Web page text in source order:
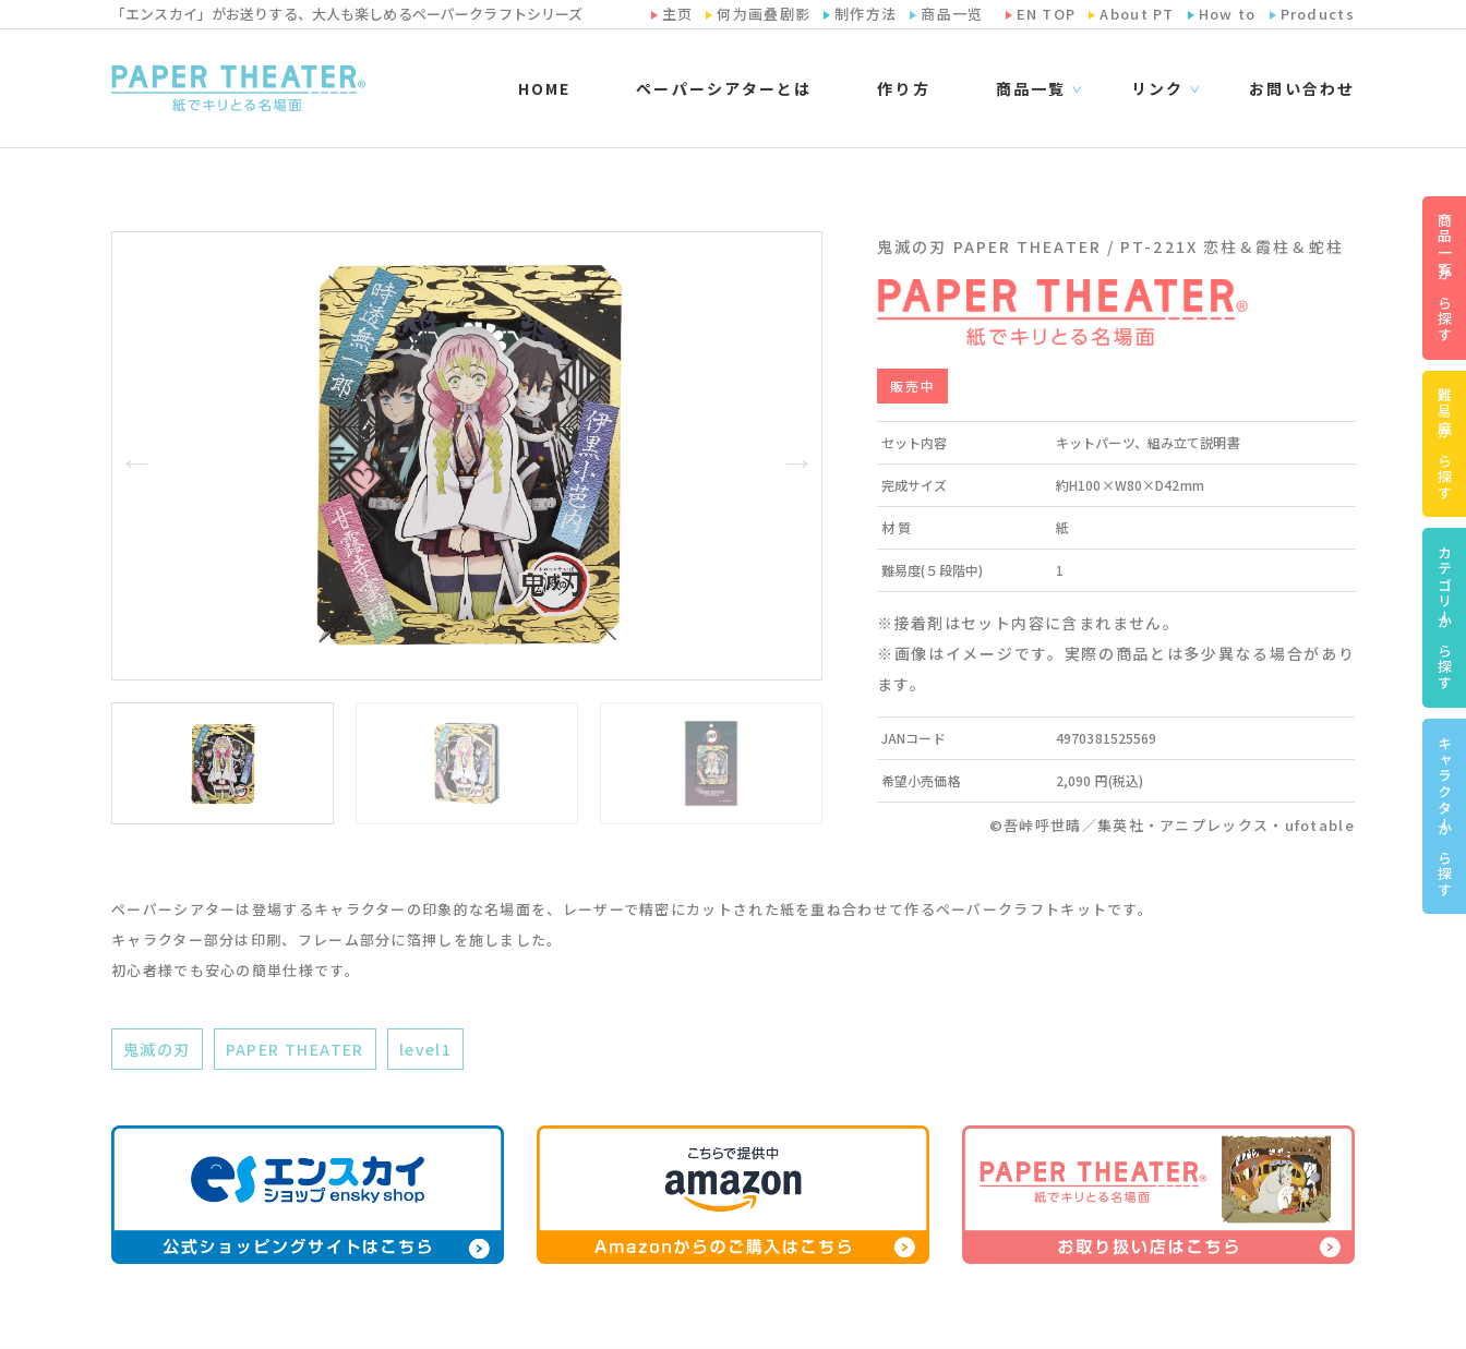
「エンスカイ」がお送りする、大人も楽しめるペーパークラフトシリーズ 主页 何为画叠剧影 制作方法 商品一览 EN TOP About PT How to Products
HOME ペーパーシアターとは 作り方 商品一覧 ∨ リンク ∨ お問い合わせ
鬼滅の刃 PAPER THEATER / PT-221X 恋柱＆霞柱＆蛇柱
販売中
セット内容 キットパーツ、組み立て説明書
完成サイズ 約H100×W80×D42mm
材 質 紙
難易度(５段階中) 1
※接着剤はセット内容に含まれません。
※画像はイメージです。実際の商品とは多少異なる場合があり
ます。
JANコード 4970381525569
希望小売価格 2,090 円(税込)
©吾峠呼世晴／集英社・アニプレックス・ufotable
ペーパーシアターは登場するキャラクターの印象的な名場面を、レーザーで精密にカットされた紙を重ね合わせて作るペーパークラフトキットです。
キャラクター部分は印刷、フレーム部分に箔押しを施しました。
初心者様でも安心の簡単仕様です。
商品一覧から探す
難易度から探す
カテゴリーから探す
キャラクターから探す
鬼滅の刃 PAPER THEATER level1